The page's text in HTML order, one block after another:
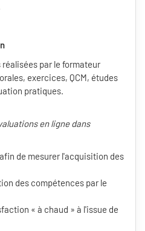
par le formateur
exercices, QCM, études
pratiques.
en ligne dans
de mesurer l'acquisition des
des compétences par le
« à chaud » à l'issue de